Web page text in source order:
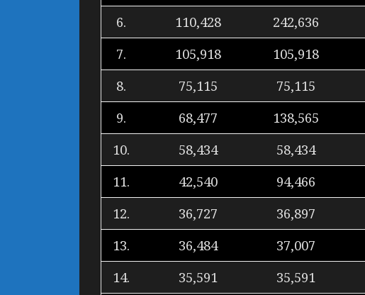
6.
110,428 242,636
7.
105,918 105,918
8.
75,115 75,115
9.
68,477 138,565
10.
58,434 58,434
11.
42,540 94,466
12.
36,727 36,897
13.
36,484 37,007
14.
35,591 35,591